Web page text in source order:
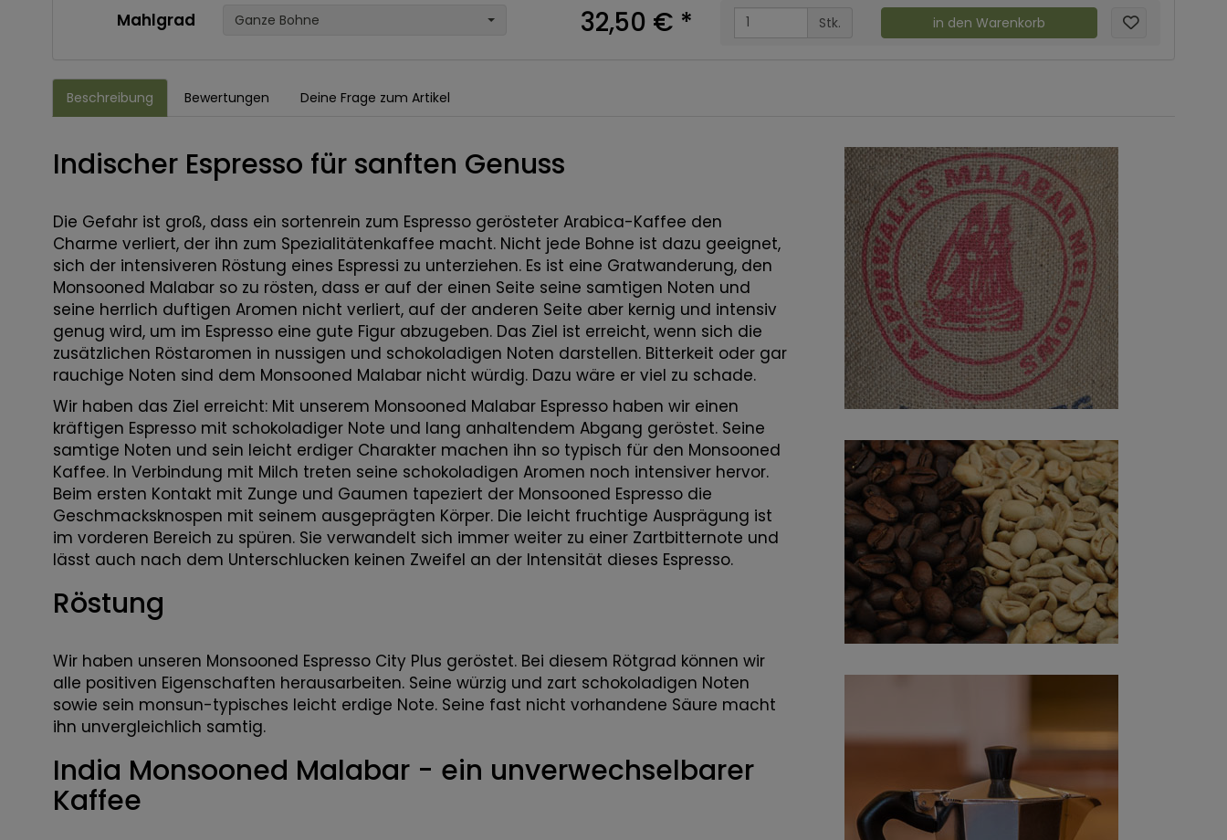
Mahlgrad Ganze Bohne 32,50 € * Stk. in den Warenkorb
Beschreibung Bewertungen Deine Frage zum Artikel
Indischer Espresso für sanften Genuss
Die Gefahr ist groß, dass ein sortenrein zum Espresso gerösteter Arabica-Kaffee den
Charme verliert, der ihn zum Spezialitätenkaffee macht. Nicht jede Bohne ist dazu geeignet,
sich der intensiveren Röstung eines Espressi zu unterziehen. Es ist eine Gratwanderung, den
Monsooned Malabar so zu rösten, dass er auf der einen Seite seine samtigen Noten und
seine herrlich duftigen Aromen nicht verliert, auf der anderen Seite aber kernig und intensiv
genug wird, um im Espresso eine gute Figur abzugeben. Das Ziel ist erreicht, wenn sich die
zusätzlichen Röstaromen in nussigen und schokoladigen Noten darstellen. Bitterkeit oder gar
rauchige Noten sind dem Monsooned Malabar nicht würdig. Dazu wäre er viel zu schade.
Wir haben das Ziel erreicht: Mit unserem Monsooned Malabar Espresso haben wir einen
kräftigen Espresso mit schokoladiger Note und lang anhaltendem Abgang geröstet. Seine
samtige Noten und sein leicht erdiger Charakter machen ihn so typisch für den Monsooned
Kaffee. In Verbindung mit Milch treten seine schokoladigen Aromen noch intensiver hervor.
Beim ersten Kontakt mit Zunge und Gaumen tapeziert der Monsooned Espresso die
Geschmacksknospen mit seinem ausgeprägten Körper. Die leicht fruchtige Ausprägung ist
im vorderen Bereich zu spüren. Sie verwandelt sich immer weiter zu einer Zartbitternote und
lässt auch nach dem Unterschlucken keinen Zweifel an der Intensität dieses Espresso.
Röstung
Wir haben unseren Monsooned Espresso City Plus geröstet. Bei diesem Rötgrad können wir
alle positiven Eigenschaften herausarbeiten. Seine würzig und zart schokoladigen Noten
sowie sein monsun-typisches leicht erdige Note. Seine fast nicht vorhandene Säure macht
ihn unvergleichlich samtig.
India Monsooned Malabar - ein unverwechselbarer
Kaffee